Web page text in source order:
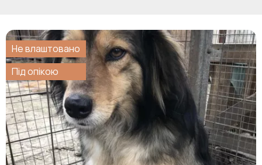
Не влаштовано
Під опікою